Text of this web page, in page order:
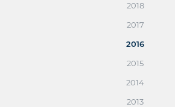
2018
2017
2016
2015
2014
2013